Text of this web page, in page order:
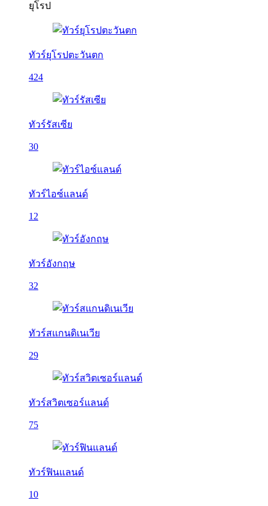
ยุโรป
ทัวร์ยุโรปตะวันตก
424
ทัวร์รัสเซีย
30
ทัวร์ไอซ์แลนด์
12
ทัวร์อังกฤษ
32
ทัวร์สแกนดิเนเวีย
29
ทัวร์สวิตเซอร์แลนด์
75
ทัวร์ฟินแลนด์
10